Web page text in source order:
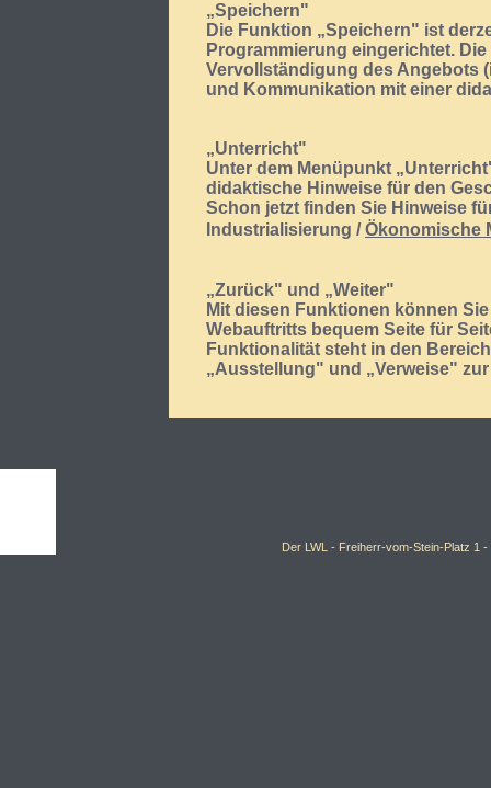
„Speichern"
Die Funktion „Speichern" ist
Programmierung eingerichtet.
Vervollständigung des Angebots
und Kommunikation mit einer
„Unterricht"
Unter dem Menüpunkt
didaktische Hinweise für den
Schon jetzt finden Sie Hinweise
Industrialisierung /Ökonomische
„Zurück" und „Weiter"
Mit diesen Funktionen können
Webauftritts bequem Seite für
Funktionalität steht in den
„Ausstellung" und „Verweise"
Der LWL -Freiherr-vom-Stein-Platz 1 -